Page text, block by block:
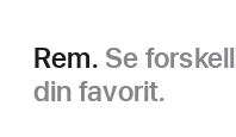
Rem. Se
din favorit.